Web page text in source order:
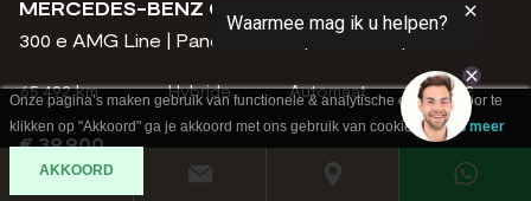
MERCEDES-BENZ C-KLASSE
300 e AMG Line | Panoramadak | Trekhaak |
65.492 km Hybride Automaat 2022
€ 39.900
Onze pagina’s maken gebruik van functionele & analytische cookies. Door te
klikken op "Akkoord" ga je akkoord met ons gebruik van cookies.
Lees meer
AKKOORD